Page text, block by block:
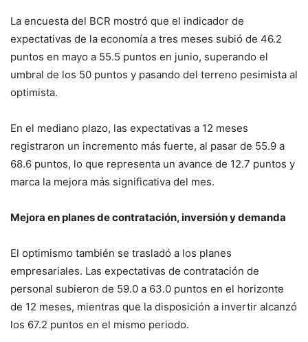
La encuesta del BCR mostró que el indicador de
expectativas de la economía a tres meses subió de 46.2
puntos en mayo a 55.5 puntos en junio, superando el
umbral de los 50 puntos y pasando del terreno pesimista al
optimista.
En el mediano plazo, las expectativas a 12 meses
registraron un incremento más fuerte, al pasar de 55.9 a
68.6 puntos, lo que representa un avance de 12.7 puntos y
marca la mejora más significativa del mes.
Mejora en planes de contratación, inversión y demanda
El optimismo también se trasladó a los planes
empresariales. Las expectativas de contratación de
personal subieron de 59.0 a 63.0 puntos en el horizonte
de 12 meses, mientras que la disposición a invertir alcanzó
los 67.2 puntos en el mismo periodo.